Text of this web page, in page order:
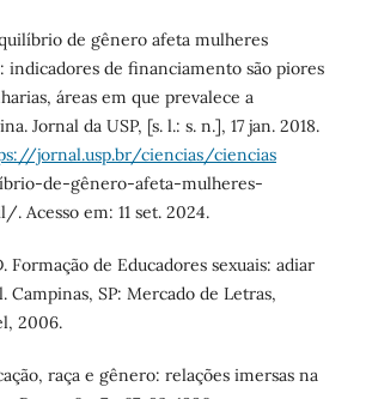
de gênero afeta mulheres
indicadores de financiamento são piores
áreas em que prevalece a
Jornal da USP, [s. l.: s. n.], 17 jan. 2018.
jornal.usp.br/ciencias/ciencias
de-gênero-afeta-mulheres-
Acesso em: 11 set. 2024.
Formação de Educadores sexuais: adiar
Campinas, SP: Mercado de Letras,
2006.
raça e gênero: relações imersas na